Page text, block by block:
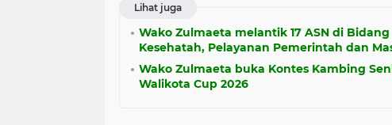
Lihat juga
Wako Zulmaeta melantik 17 ASN di
Kesehatah, Pelayanan Pemerintah dan
Wako Zulmaeta buka Kontes Kambing
Walikota Cup 2026